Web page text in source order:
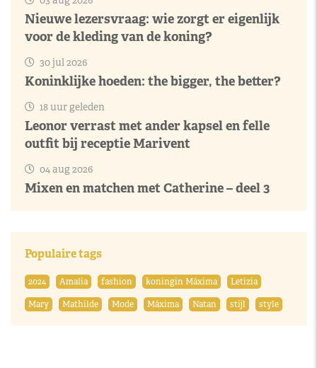
Nieuwe lezersvraag: wie zorgt er eigenlijk
voor de kleding van de koning?
30 jul 2026
Koninklijke hoeden: the bigger, the better?
18 uur geleden
Leonor verrast met ander kapsel en felle
outfit bij receptie Marivent
04 aug 2026
Mixen en matchen met Catherine – deel 3
Populaire tags
2024 Amalia fashion koningin Máxima
Letizia
Mary
Mathilde Mode Máxima Natan stijl style